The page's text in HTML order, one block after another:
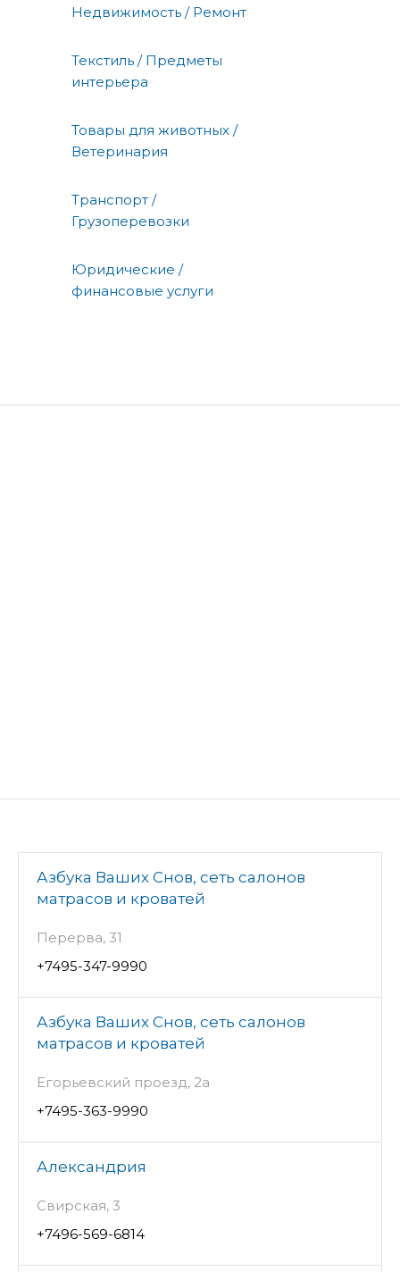
Недвижимость / Ремонт
Текстиль / Предметы
интерьера
Товары для животных /
Ветеринария
Транспорт /
Грузоперевозки
Юридические /
финансовые услуги
Азбука Ваших Снов, сеть салонов
матрасов и кроватей
Перерва, 31
+7495-347-9990
Азбука Ваших Снов, сеть салонов
матрасов и кроватей
Егорьевский проезд, 2а
+7495-363-9990
Александрия
Свирская, 3
+7496-569-6814